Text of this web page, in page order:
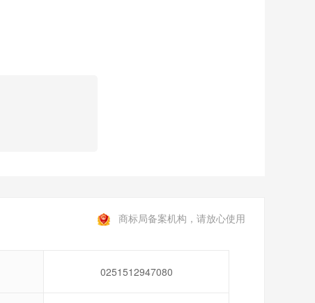
商标局备案机构，请放心使用
0251512947080